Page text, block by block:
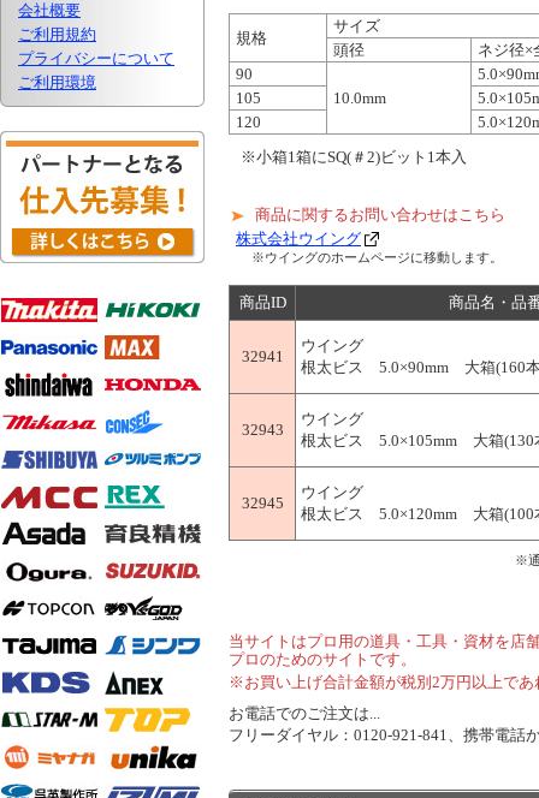
会社概要
ご利用規約
プライバシーについて
ご利用環境
規格
サイズ
頭径
ネジ径×
90
10.0mm
105
120
※小箱1箱にSQ(＃2)ビット1本入
商品に関するお問い合わせはこちら
株式会社ウイング
※ウイングのホームページに移動します。
商品ID 商品名・品
32941
ウイング
根太ビス 5.0×90mm 大箱(160本
32943
ウイング
根太ビス 5.0×105mm 大箱(130
32945
ウイング
根太ビス 5.0×120mm 大箱(100
※
当サイトはプロ用の道具・工具・資材を店
プロのためのサイトです。
※お買い上げ合計金額が税別2万円以上で
お電話でのご注文は...
フリーダイヤル：0120-921-841、携帯電